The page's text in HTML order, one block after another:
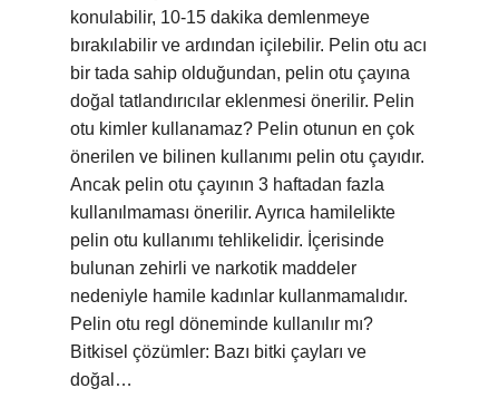
konulabilir, 10-15 dakika demlenmeye
bırakılabilir ve ardından içilebilir. Pelin otu acı
bir tada sahip olduğundan, pelin otu çayına
doğal tatlandırıcılar eklenmesi önerilir. Pelin
otu kimler kullanamaz? Pelin otunun en çok
önerilen ve bilinen kullanımı pelin otu çayıdır.
Ancak pelin otu çayının 3 haftadan fazla
kullanılmaması önerilir. Ayrıca hamilelikte
pelin otu kullanımı tehlikelidir. İçerisinde
bulunan zehirli ve narkotik maddeler
nedeniyle hamile kadınlar kullanmamalıdır.
Pelin otu regl döneminde kullanılır mı?
Bitkisel çözümler: Bazı bitki çayları ve
doğal…